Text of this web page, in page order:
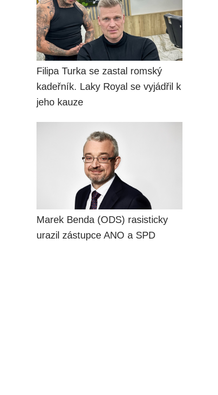
Filipa Turka se zastal romský
kadeřník. Laky Royal se vyjádřil k
jeho kauze
Marek Benda (ODS) rasisticky
urazil zástupce ANO a SPD